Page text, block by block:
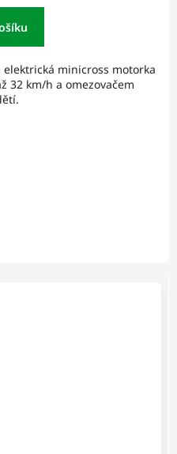
elektrická minicross motorka
32 km/h a omezovačem